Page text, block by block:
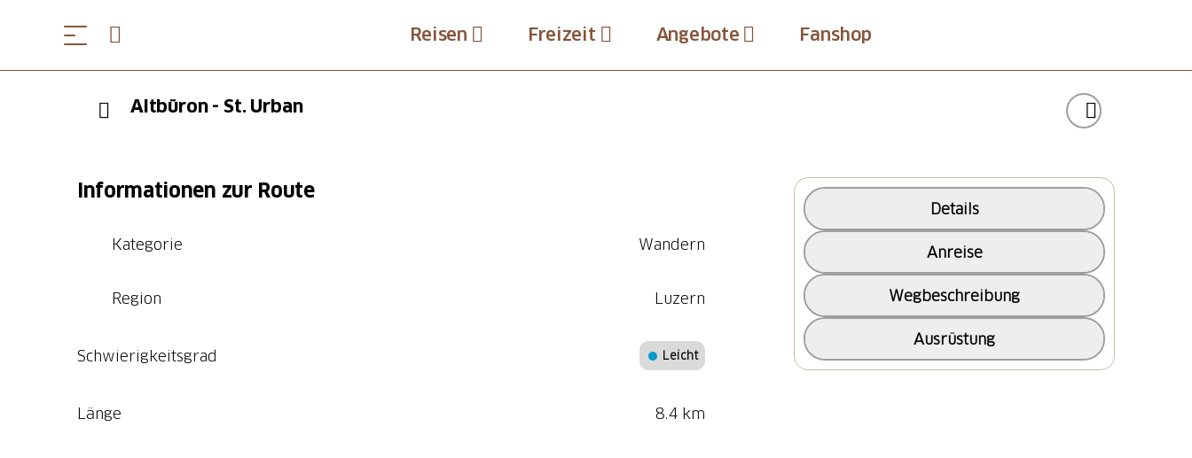
Reisen Freizeit Angebote Fanshop
Altbüron - St. Urban
Informationen zur Route
Kategorie Wandern
Region Luzern
Schwierigkeitsgrad Leicht
Länge 8.4 km
Details
Anreise
Wegbeschreibung
Ausrüstung